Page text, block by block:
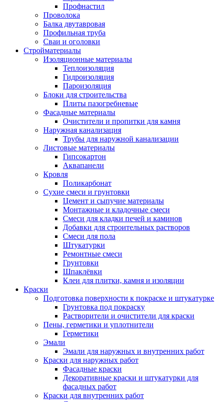
Профнастил
Проволока
Балка двутавровая
Профильная труба
Сваи и оголовки
Стройматериалы
Изоляционные материалы
Теплоизоляция
Гидроизоляция
Пароизоляция
Блоки для строительства
Плиты пазогребневые
Фасадные материалы
Очистители и пропитки для камня
Наружная канализация
Трубы для наружной канализации
Листовые материалы
Гипсокартон
Аквапанели
Кровля
Поликарбонат
Сухие смеси и грунтовки
Цемент и сыпучие материалы
Монтажные и кладочные смеси
Смеси для кладки печей и каминов
Добавки для строительных растворов
Смеси для пола
Штукатурки
Ремонтные смеси
Грунтовки
Шпаклёвки
Клеи для плитки, камня и изоляции
Краски
Подготовка поверхности к покраске и штукатурке
Грунтовка под покраску
Растворители и очистители для краски
Пены, герметики и уплотнители
Герметики
Эмали
Эмали для наружных и внутренних работ
Краски для наружных работ
Фасадные краски
Декоративные краски и штукатурки для
фасадных работ
Краски для внутренних работ